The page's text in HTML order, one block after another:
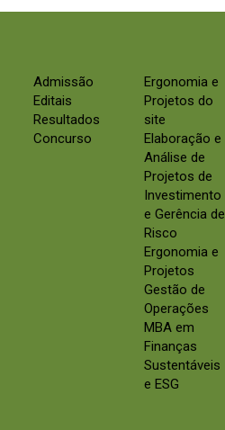
Admissão
Editais
Resultados
Concurso
Ergonomia e
Projetos do
site
Elaboração e
Análise de
Projetos de
Investimento
e Gerência de
Risco
Ergonomia e
Projetos
Gestão de
Operações
MBA em
Finanças
Sustentáveis
e ESG